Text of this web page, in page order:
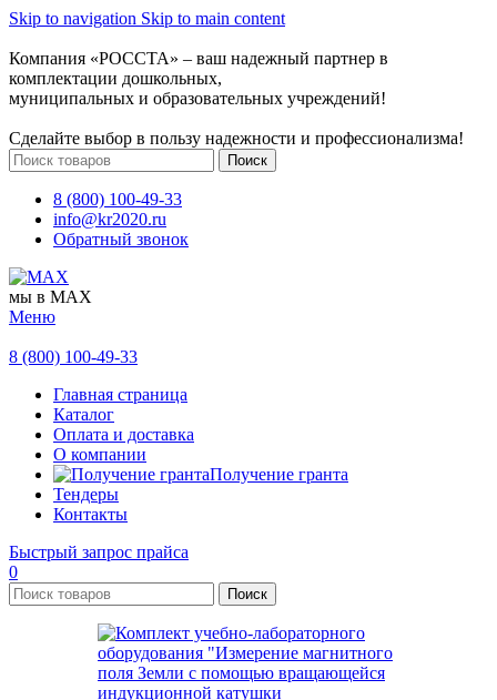
Skip to navigation Skip to main content
Компания «РОССТА» – ваш надежный партнер в
комплектации дошкольных,
муниципальных и образовательных учреждений!
Сделайте выбор в пользу надежности и профессионализма!
Поиск
8 (800) 100-49-33
info@kr2020.ru
Обратный звонок
мы в MAX
Меню
8 (800) 100-49-33
Главная страница
Каталог
Оплата и доставка
О компании
Получение гранта
Тендеры
Контакты
Быстрый запрос прайса
0
Поиск